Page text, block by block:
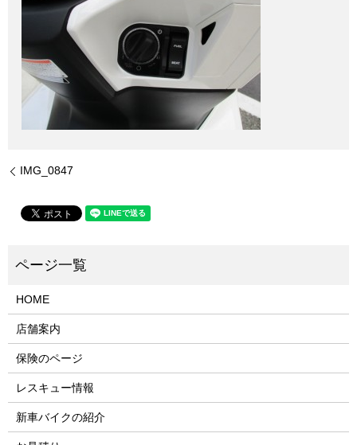
IMG_0847
HOME
店舗案内
保険のページ
レスキュー情報
新車バイクの紹介